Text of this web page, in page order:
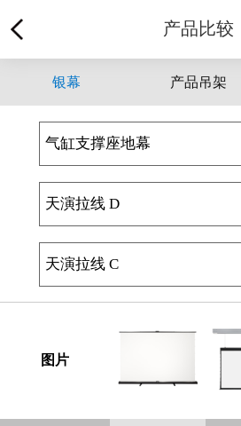
产品比较
银幕 产品吊架
气缸支撑座地幕
天演拉线 D
天演拉线 C
图片